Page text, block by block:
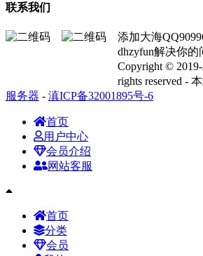
联系我们
添加大海
dhzyfun解决你的
Copyright ©
rights reserved -
服务器 - 滇ICP备32001895号-6
首页
用户中心
会员介绍
网站客服
首页
分类
会员